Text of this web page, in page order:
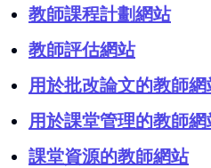
教師課程計劃網站
教師評估網站
用於批改論文的教師網
用於課堂管理的教師網
課堂資源的教師網站